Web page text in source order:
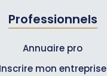
Professionnels
Annuaire pro
Inscrire mon entreprise